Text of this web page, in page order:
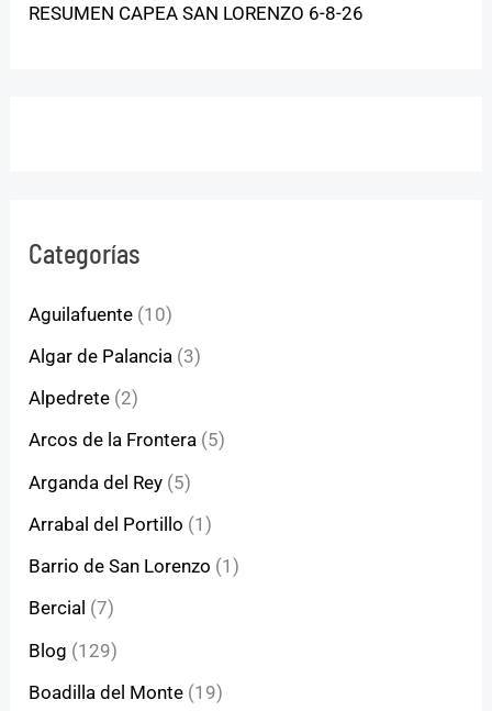
RESUMEN CAPEA SAN LORENZO 6-8-26
Categorías
Aguilafuente (10)
Algar de Palancia (3)
Alpedrete (2)
Arcos de la Frontera (5)
Arganda del Rey (5)
Arrabal del Portillo (1)
Barrio de San Lorenzo (1)
Bercial (7)
Blog (129)
Boadilla del Monte (19)